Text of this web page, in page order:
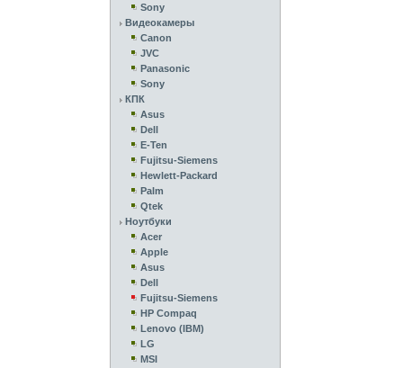
Sony
Видеокамеры
Canon
JVC
Panasonic
Sony
КПК
Asus
Dell
E-Ten
Fujitsu-Siemens
Hewlett-Packard
Palm
Qtek
Ноутбуки
Acer
Apple
Asus
Dell
Fujitsu-Siemens
HP Compaq
Lenovo (IBM)
LG
MSI